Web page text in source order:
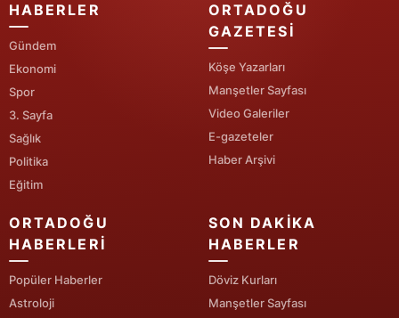
Kırıkkale
Batman
Şırnak
Bartın
Ardahan
Yalova
Karabük
HABERLER
Gündem
Ekonomi
Spor
3. Sayfa
Sağlık
Politika
Eğitim
ORTADOĞU
GAZETESI
Köşe Yazarları
Manşetler Sayfası
Video Galeriler
E-gazeteler
Haber Arşivi
ORTADOĞU
HABERLERI
Popüler Haberler
Astroloji
SON DAKIKA
HABERLER
Döviz Kurları
Manşetler Sayfası